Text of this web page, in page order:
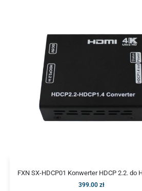
FXN SX-HDCP01 Konwerter HDCP 2.2. do
399.00zł